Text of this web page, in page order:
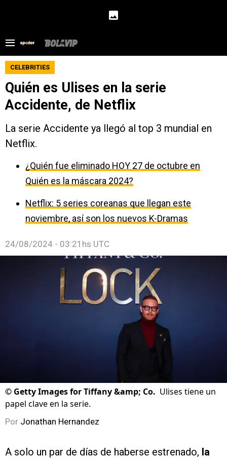
CELEBRITIES
Quién es Ulises en la serie
Accidente, de Netflix
La serie Accidente ya llegó al top 3 mundial en
Netflix.
¿Quién fue eliminado HOY 27 de octubre en
Quién es la máscara 2024?
Netflix: 5 series coreanas que llegan este
noviembre, así son los nuevos K-Dramas
24/08/2024 - 03:21hs UTC
© Getty Images for Tiffany &amp; Co. Ulises tiene un
papel clave en la serie.
Por Jonathan Hernandez
A solo un par de días de haberse estrenado, la